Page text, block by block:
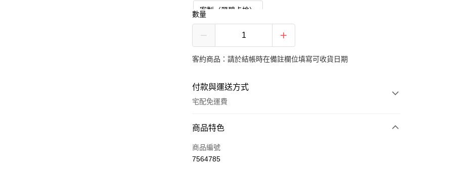
客製（翠碧卡榆）
厚度
1.85cm 3.7cm
數量
客約商品：請於結帳時在備註欄位填寫可收貨日期
付款與運送方式
宅配免運費
付款方式
信用卡一次付款
商品特色
商品編號
7564785